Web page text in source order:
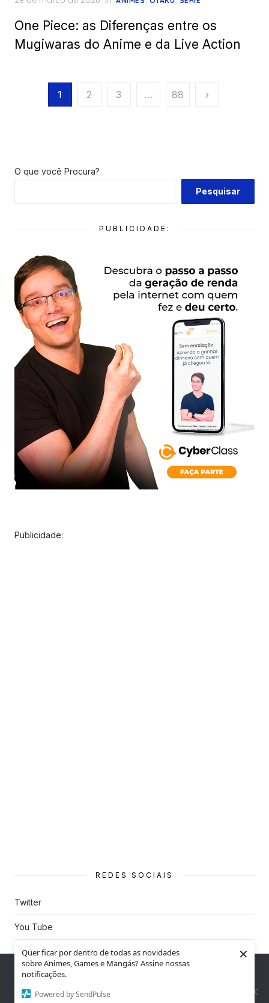
Quer ficar por dentro de todas as novidades
sobre Animes, Games e Mangás? Assine nossas
notificações.
Powered by SendPulse
×
One Piece: as Diferenças entre os
Mugiwaras do Anime e da Live Action
Paginação
1 2 3 … 88 ›
O que você Procura?
Pesquisar
PUBLICIDADE:
Publicidade:
REDES SOCIAIS
Twitter
You Tube
Instagram
Nós utilizamos cookies para garantir que você tenha a melhor
experiência em nosso site. Se você continua a usar este site,
assumimos que você está satisfeito.